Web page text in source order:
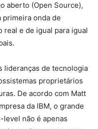
aberto (Open Source),
primeira onda de
real e de igual para igual
lideranças de tecnologia
proprietários
De acordo com Matt
da IBM, o grande
não é apenas